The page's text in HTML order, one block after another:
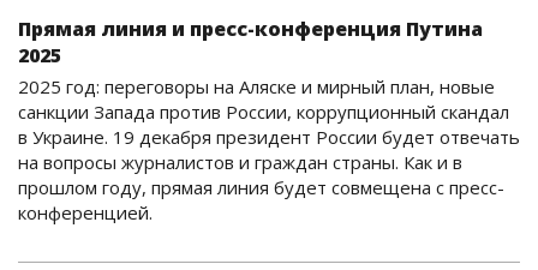
Прямая линия и пресс-конференция Путина
2025
2025 год: переговоры на Аляске и мирный план, новые
санкции Запада против России, коррупционный скандал
в Украине. 19 декабря президент России будет отвечать
на вопросы журналистов и граждан страны. Как и в
прошлом году, прямая линия будет совмещена с пресс-
конференцией.